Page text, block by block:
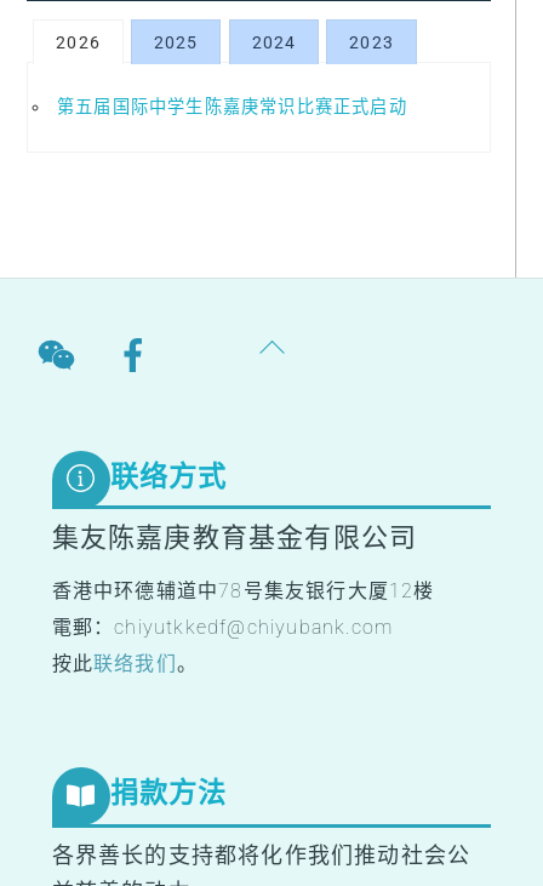
2026 2025 2024 2023
第五届国际中学生陈嘉庚常识比赛正式启动
Back
联络方式
集友陈嘉庚教育基金有限公司
香港中环德辅道中78号集友银行大厦12楼
電郵：chiyutkkedf@chiyubank.com
按此联络我们。
捐款方法
各界善长的支持都将化作我们推动社会公